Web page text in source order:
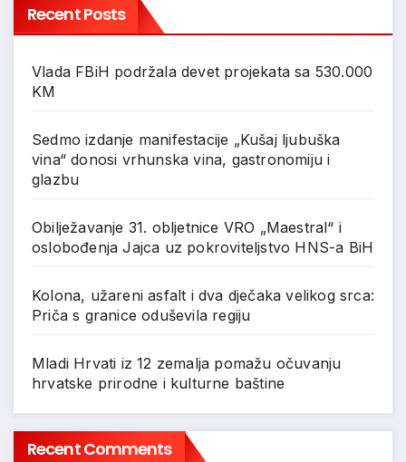
Recent Posts
Vlada FBiH podržala devet projekata sa 530.000
KM
Sedmo izdanje manifestacije „Kušaj ljubuška
vina“ donosi vrhunska vina, gastronomiju i
glazbu
Obilježavanje 31. obljetnice VRO „Maestral“ i
oslobođenja Jajca uz pokroviteljstvo HNS-a BiH
Kolona, užareni asfalt i dva dječaka velikog srca:
Priča s granice oduševila regiju
Mladi Hrvati iz 12 zemalja pomažu očuvanju
hrvatske prirodne i kulturne baštine
Recent Comments